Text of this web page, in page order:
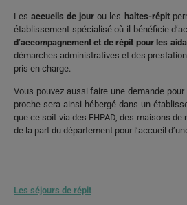
Lesaccueils de jour ou les haltes-répit
établissement spécialisé où il bénéficie
d’accompagnement et de répit pour les
démarches administratives et des
pris en charge.
Vous pouvez aussi faire une demande pour
proche sera ainsi hébergé dans un
que ce soit via des EHPAD, des maisons
de la part du département pour l’accueil
Les séjours de répit